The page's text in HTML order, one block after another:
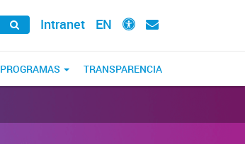
Intranet EN
PROGRAMAS TRANSPARENCIA